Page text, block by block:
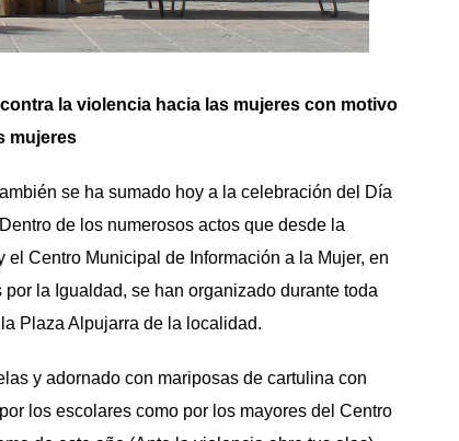
la violencia hacia las mujeres con motivo
mujeres
se ha sumado hoy a la celebración del Día
de los numerosos actos que desde la
Centro Municipal de Información a la Mujer, en
la Igualdad, se han organizado durante toda
Plaza Alpujarra de la localidad.
y adornado con mariposas de cartulina con
los escolares como por los mayores del Centro